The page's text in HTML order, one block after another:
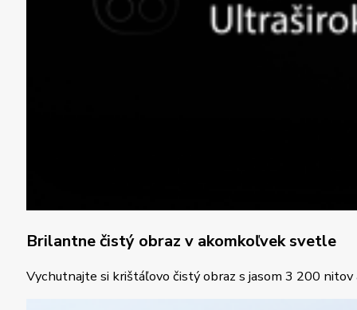
Brilantne čistý obraz v akomkoľvek svetle
Vychutnajte si krištáľovo čistý obraz s jasom 3 200